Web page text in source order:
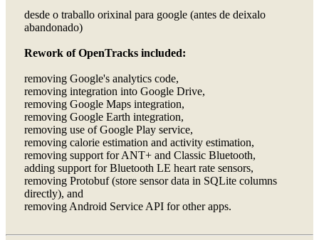
desde o traballo orixinal para google (antes de deixalo
abandonado)
Rework of OpenTracks included:
removing Google's analytics code,
removing integration into Google Drive,
removing Google Maps integration,
removing Google Earth integration,
removing use of Google Play service,
removing calorie estimation and activity estimation,
removing support for ANT+ and Classic Bluetooth,
adding support for Bluetooth LE heart rate sensors,
removing Protobuf (store sensor data in SQLite columns
directly), and
removing Android Service API for other apps.